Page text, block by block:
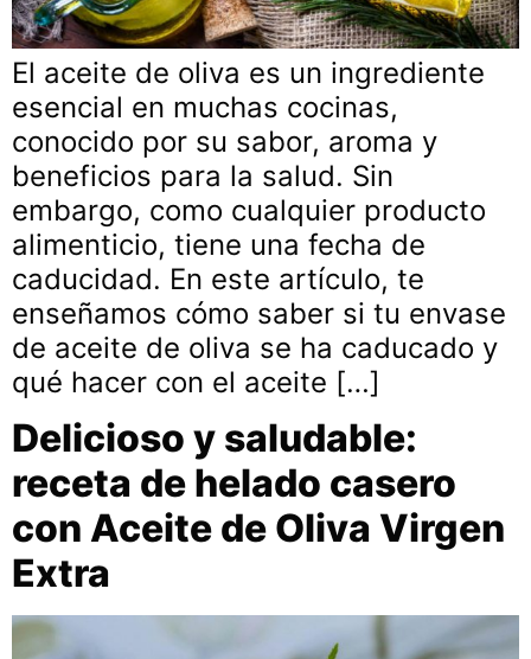
El aceite de oliva es un ingrediente
esencial en muchas cocinas,
conocido por su sabor, aroma y
beneficios para la salud. Sin
embargo, como cualquier producto
alimenticio, tiene una fecha de
caducidad. En este artículo, te
enseñamos cómo saber si tu envase
de aceite de oliva se ha caducado y
qué hacer con el aceite […]
Delicioso y saludable:
receta de helado casero
con Aceite de Oliva Virgen
Extra